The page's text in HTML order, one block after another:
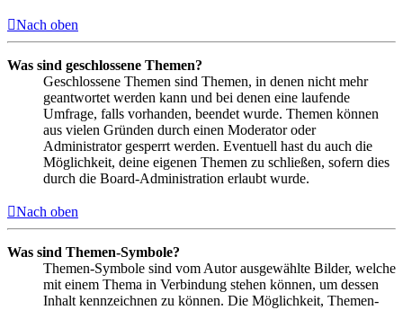
Nach oben
Was sind geschlossene Themen?
Geschlossene Themen sind Themen, in denen nicht mehr
geantwortet werden kann und bei denen eine laufende
Umfrage, falls vorhanden, beendet wurde. Themen können
aus vielen Gründen durch einen Moderator oder
Administrator gesperrt werden. Eventuell hast du auch die
Möglichkeit, deine eigenen Themen zu schließen, sofern dies
durch die Board-Administration erlaubt wurde.
Nach oben
Was sind Themen-Symbole?
Themen-Symbole sind vom Autor ausgewählte Bilder, welche
mit einem Thema in Verbindung stehen können, um dessen
Inhalt kennzeichnen zu können. Die Möglichkeit, Themen-